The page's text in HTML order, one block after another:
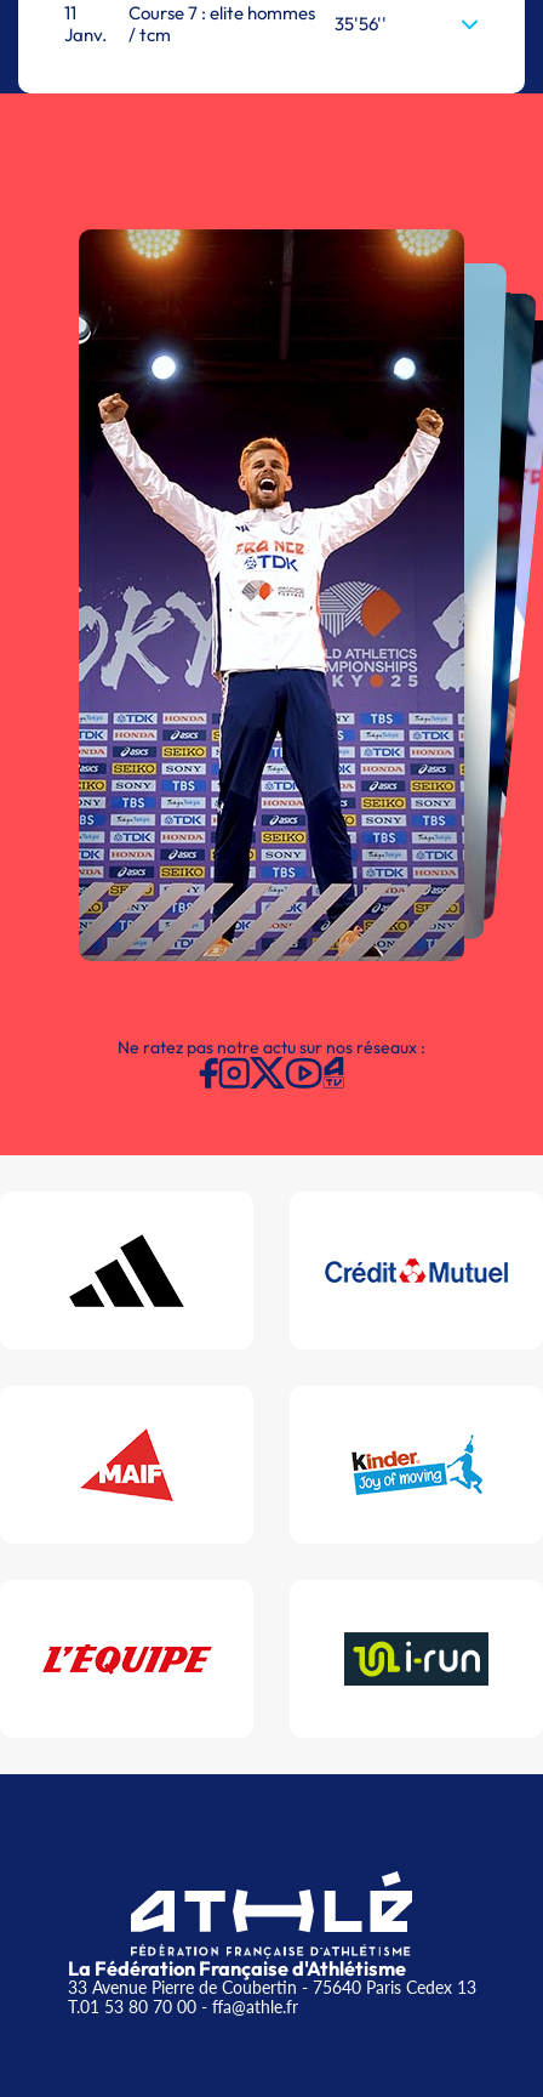
11
Janv.
Course 7 : elite hommes
/ tcm
35'56''
Ne ratez pas notre actu sur nos réseaux :
La Fédération Française d'Athlétisme
33 Avenue Pierre de Coubertin - 75640 Paris Cedex 13
T.01 53 80 70 00- ffa@athle.fr